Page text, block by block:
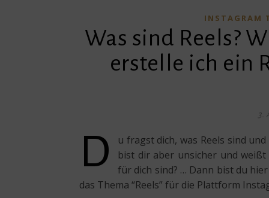
INSTAGRAM
Was sind Reels?
erstelle ich ein
3.
D
u fragst dich, was Reels sind
bist dir aber unsicher und
für dich sind? … Dann bist du
das Thema “Reels” für die Plattform